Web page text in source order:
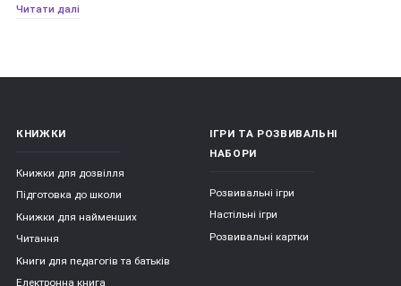
спільного читання у дітей формується моральне ставлення
моменти він емоційно розвивається і, нерідко ототожнюючи
себе з головним героєм, долає власні страхи. Слухаючи
літературний твір, дитина успадковує різноманітні моделі
поведінки через книгу: наприклад, як стати хорошим
товаришем, як досягти мети або як вирішити конфлікт.
Роль батьків тут - допомогти порівняти ситуації з казки з
Діти, яким батьки читають вголос регулярно, починають
Читати далі
КНИЖКИ
Книжки для дозвілля
Підготовка до школи
Книжки для найменших
Читання
Книги для педагогів та батьків
Електронна книга
ІГРИ ТА РОЗВИВАЛЬНІ
НАБОРИ
Розвивальні ігри
Настільні ігри
Розвивальні картки